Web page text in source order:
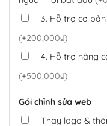
3. Hỗ trợ cơ
(+200,000₫)
4. Hỗ trợ nâng
(+500,000₫)
Gói chỉnh sửa web
Thay logo &